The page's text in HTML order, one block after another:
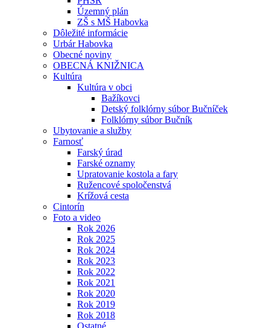
Územný plán
ZŠ s MŠ Habovka
Dôležité informácie
Urbár Habovka
Obecné noviny
OBECNÁ KNIŽNICA
Kultúra
Kultúra v obci
Bažíkovci
Detský folklórny súbor Bučníček
Folklórny súbor Bučník
Ubytovanie a služby
Farnosť
Farský úrad
Farské oznamy
Upratovanie kostola a fary
Ružencové spoločenstvá
Krížová cesta
Cintorín
Foto a video
Rok 2026
Rok 2025
Rok 2024
Rok 2023
Rok 2022
Rok 2021
Rok 2020
Rok 2019
Rok 2018
Ostatné